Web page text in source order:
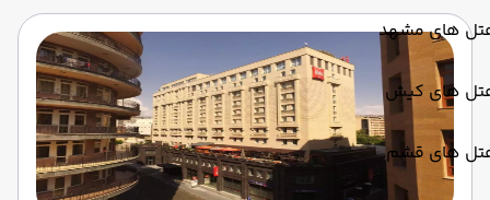
های مشهد
های کیش
های قشم